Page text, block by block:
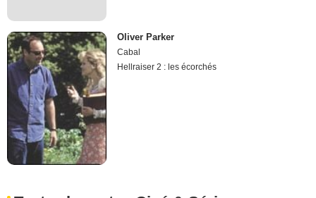
Oliver Parker
Cabal
Hellraiser 2 : les écorchés